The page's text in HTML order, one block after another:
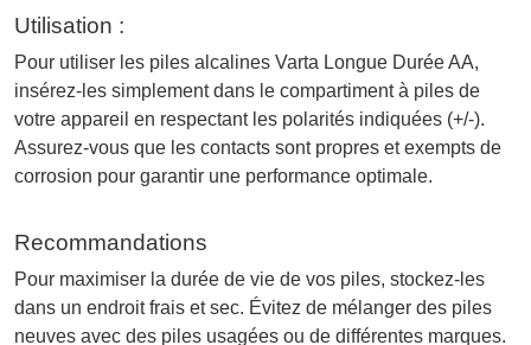
Utilisation :
Pour utiliser les piles alcalines Varta Longue Durée AA,
insérez-les simplement dans le compartiment à piles de
votre appareil en respectant les polarités indiquées (+/-).
Assurez-vous que les contacts sont propres et exempts de
corrosion pour garantir une performance optimale.
Recommandations
Pour maximiser la durée de vie de vos piles, stockez-les
dans un endroit frais et sec. Évitez de mélanger des piles
neuves avec des piles usagées ou de différentes marques.